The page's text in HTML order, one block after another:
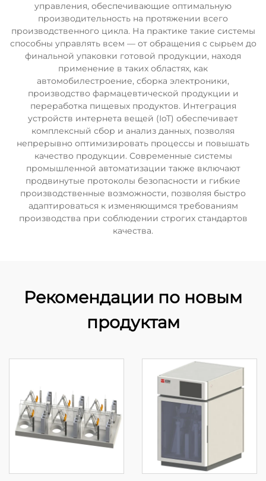
управления, обеспечивающие оптимальную
производительность на протяжении всего
производственного цикла. На практике такие системы
способны управлять всем — от обращения с сырьем до
финальной упаковки готовой продукции, находя
применение в таких областях, как
автомобилестроение, сборка электроники,
производство фармацевтической продукции и
переработка пищевых продуктов. Интеграция
устройств интернета вещей (IoT) обеспечивает
комплексный сбор и анализ данных, позволяя
непрерывно оптимизировать процессы и повышать
качество продукции. Современные системы
промышленной автоматизации также включают
продвинутые протоколы безопасности и гибкие
производственные возможности, позволяя быстро
адаптироваться к изменяющимся требованиям
производства при соблюдении строгих стандартов
качества.
Рекомендации по новым
продуктам